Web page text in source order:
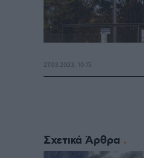
27.03.2023, 10:15
Σχετικά Άρθρα